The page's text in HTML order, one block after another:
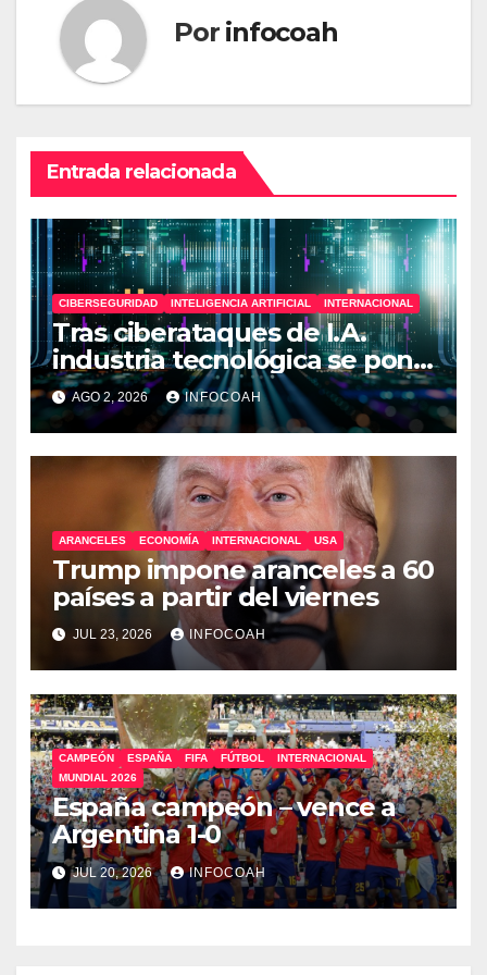
Por infocoah
Entrada relacionada
CIBERSEGURIDAD INTELIGENCIA ARTIFICIAL INTERNACIONAL
Tras ciberataques de I.A.
industria tecnológica se pone
en alerta
AGO 2, 2026 INFOCOAH
ARANCELES ECONOMÍA INTERNACIONAL USA
Trump impone aranceles a 60
países a partir del viernes
JUL 23, 2026 INFOCOAH
CAMPEÓN ESPAÑA FIFA FÚTBOL
INTERNACIONAL
MUNDIAL 2026
España campeón – vence a
Argentina 1-0
JUL 20, 2026 INFOCOAH